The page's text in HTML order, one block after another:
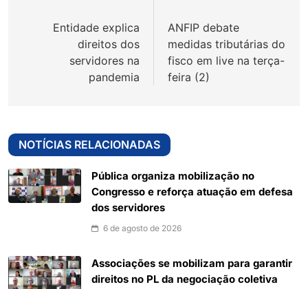
Post
Entidade explica
direitos dos
servidores na
pandemia
ANFIP debate
medidas tributárias do
fisco em live na terça-
feira (2)
NOTÍCIAS RELACIONADAS
Pública organiza mobilização no
Congresso e reforça atuação em defesa
dos servidores
6 de agosto de 2026
Associações se mobilizam para garantir
direitos no PL da negociação coletiva